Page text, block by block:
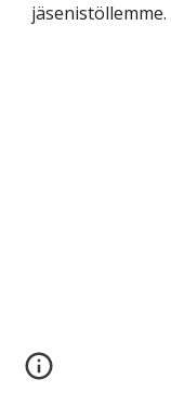
jäsenistöllemme.